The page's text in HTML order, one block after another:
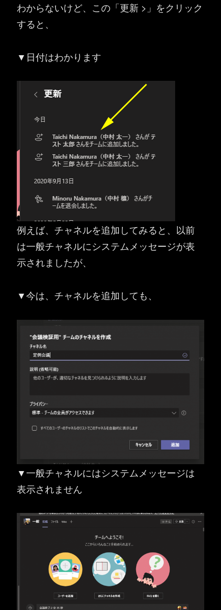
わからないけど、この「更新 >」をクリック
すると、
▼日付はわかります
例えば、チャネルを追加してみると、以前
は一般チャネルにシステムメッセージが表
示されましたが、
▼今は、チャネルを追加しても、
▼一般チャネルにはシステムメッセージは
表示されません